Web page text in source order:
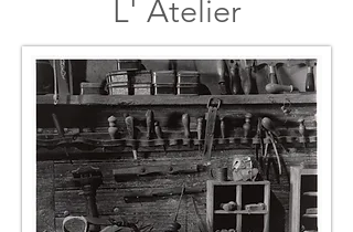
L' Atelier